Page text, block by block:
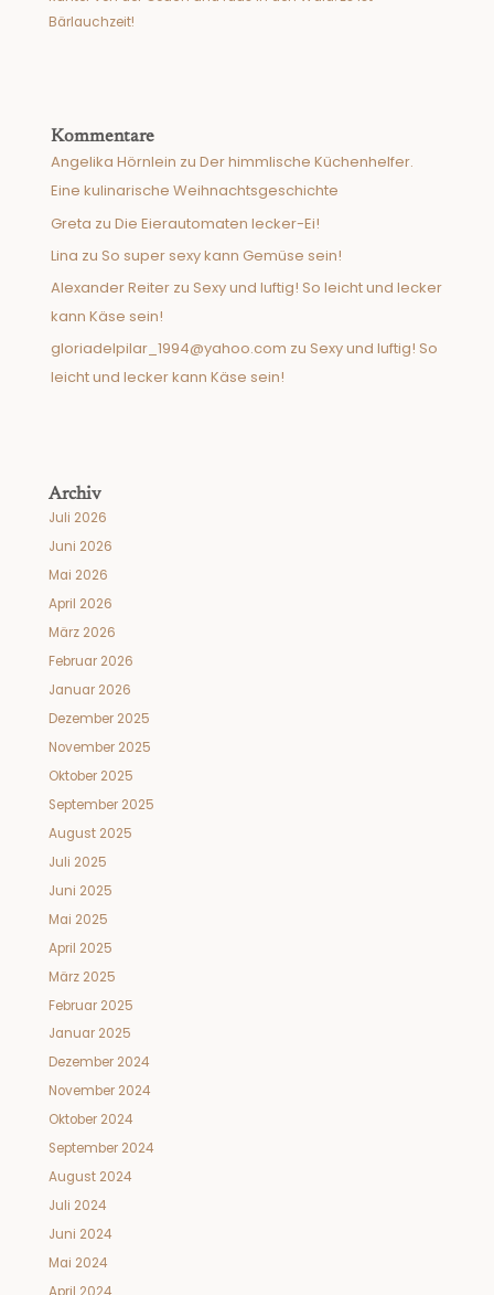
Bärlauchzeit!
Kommentare
Angelika Hörnlein zu Der himmlische Küchenhelfer.
Eine kulinarische Weihnachtsgeschichte
Greta zu Die Eierautomaten lecker-Ei!
Lina zu So super sexy kann Gemüse sein!
Alexander Reiter zu Sexy und luftig! So leicht und lecker
kann Käse sein!
gloriadelpilar_1994@yahoo.com zu Sexy und luftig! So
leicht und lecker kann Käse sein!
Archiv
Juli 2026
Juni 2026
Mai 2026
April 2026
März 2026
Februar 2026
Januar 2026
Dezember 2025
November 2025
Oktober 2025
September 2025
August 2025
Juli 2025
Juni 2025
Mai 2025
April 2025
März 2025
Februar 2025
Januar 2025
Dezember 2024
November 2024
Oktober 2024
September 2024
August 2024
Juli 2024
Juni 2024
Mai 2024